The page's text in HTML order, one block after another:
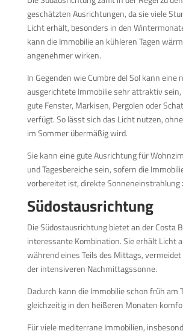
geschätzten Ausrichtungen, da sie viele
Licht erhält, besonders in den
kann die Immobilie an kühleren Tagen
angenehmer wirken.
In Gegenden wie Cumbre del Sol kann eine
ausgerichtete Immobilie sehr attraktiv
gute Fenster, Markisen, Pergolen oder
verfügt. So lässt sich das Licht nutzen,
im Sommer übermäßig wird.
Sie kann eine gute Ausrichtung für
und Tagesbereiche sein, sofern die
vorbereitet ist, direkte Sonneneinstrahlung
Südostausrichtung
Die Südostausrichtung bietet an der Costa
interessante Kombination. Sie erhält Licht
während eines Teils des Mittags, vermeidet
der intensiveren Nachmittagssonne.
Dadurch kann die Immobilie schon früh am
gleichzeitig in den heißeren Monaten
Für viele mediterrane Immobilien,